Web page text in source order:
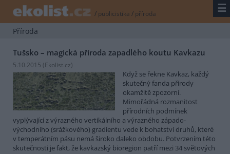
/ publicistika / příroda ☰
Příroda
Tušsko – magická příroda zapadlého koutu Kavkazu
5.10.2015 (Ekolist.cz)
Když se řekne Kavkaz, každý
skutečný fanda přírody
okamžitě zpozorní.
Mimořádná rozmanitost
přírodních podmínek
vyplývající z výrazného vertikálního a výrazného západo-
východního (srážkového) gradientu vede k bohatství druhů, které
v temperátním pásu nemá široko daleko obdobu. Potvrzením této
skutečnosti je fakt, že kavkazský bioregion patří mezi 34 světových